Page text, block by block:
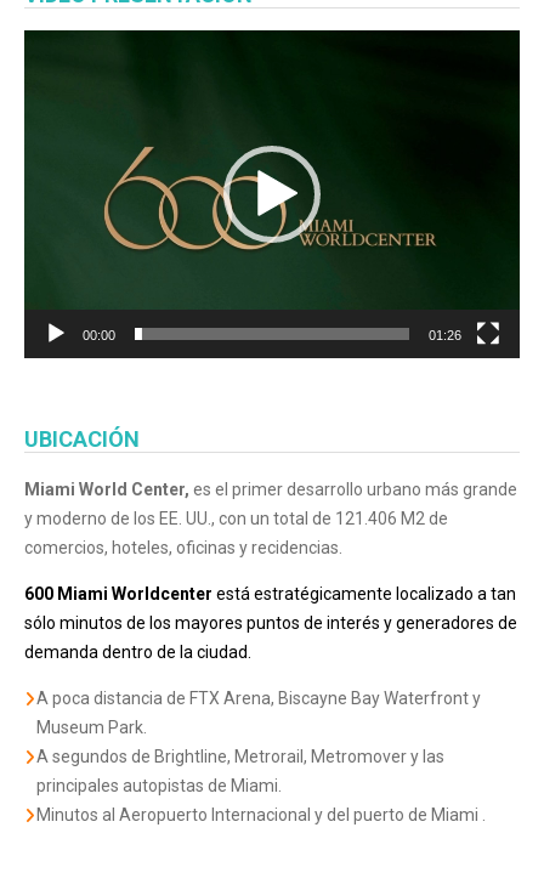
00:00 01:26
UBICACIÓN
Miami World Center, es el primer desarrollo urbano más grande
y moderno de los EE. UU., con un total de 121.406 M2 de
comercios, hoteles, oficinas y recidencias.
600 Miami Worldcenter está estratégicamente localizado a tan
sólo minutos de los mayores puntos de interés y generadores de
demanda dentro de la ciudad.
A poca distancia de FTX Arena, Biscayne Bay Waterfront y
Museum Park.
A segundos de Brightline, Metrorail, Metromover y las
principales autopistas de Miami.
Minutos al Aeropuerto Internacional y del puerto de Miami .